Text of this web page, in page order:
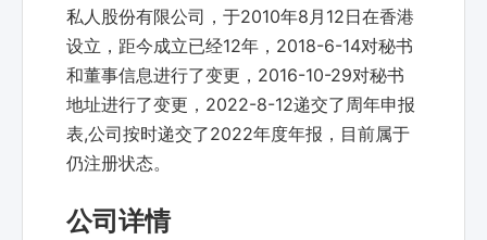
私人股份有限公司，于2010年8月12日在香港
设立，距今成立已经12年，2018-6-14对秘书
和董事信息进行了变更，2016-10-29对秘书
地址进行了变更，2022-8-12递交了周年申报
表,公司按时递交了2022年度年报，目前属于
仍注册状态。
公司详情